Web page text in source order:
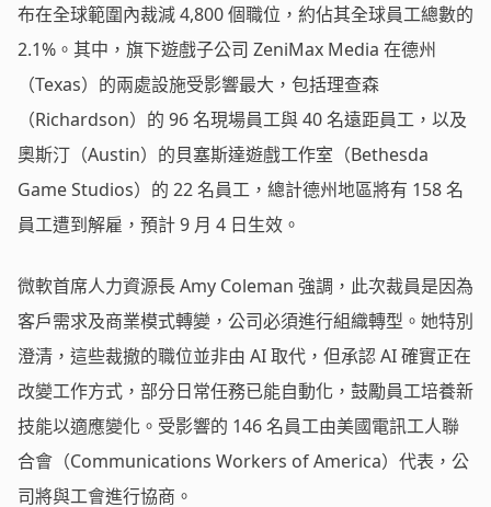
布在全球範圍內裁減 4,800 個職位，約佔其全球員工總數的
2.1%。其中，旗下遊戲子公司 ZeniMax Media 在德州
（Texas）的兩處設施受影響最大，包括理查森
（Richardson）的 96 名現場員工與 40 名遠距員工，以及
奧斯汀（Austin）的貝塞斯達遊戲工作室（Bethesda
Game Studios）的 22 名員工，總計德州地區將有 158 名
員工遭到解雇，預計 9 月 4 日生效。
微軟首席人力資源長 Amy Coleman 強調，此次裁員是因為
客戶需求及商業模式轉變，公司必須進行組織轉型。她特別
澄清，這些裁撤的職位並非由 AI 取代，但承認 AI 確實正在
改變工作方式，部分日常任務已能自動化，鼓勵員工培養新
技能以適應變化。受影響的 146 名員工由美國電訊工人聯
合會（Communications Workers of America）代表，公
司將與工會進行協商。